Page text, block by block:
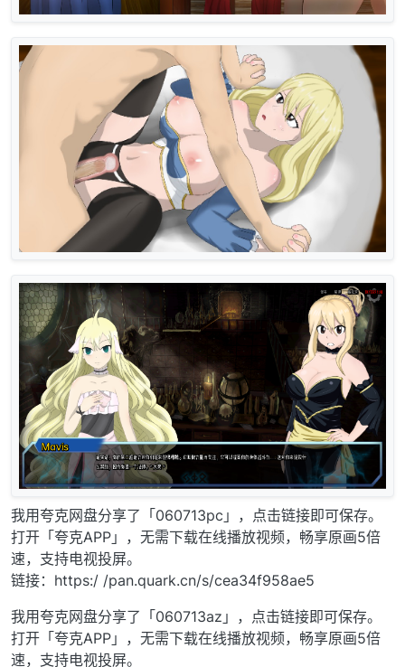
我用夸克网盘分享了「060713pc」，点击链接即可保存。
打开「夸克APP」，无需下载在线播放视频，畅享原画5倍
速，支持电视投屏。
链接：https:/ /pan.quark.cn/s/cea34f958ae5
我用夸克网盘分享了「060713az」，点击链接即可保存。
打开「夸克APP」，无需下载在线播放视频，畅享原画5倍
速，支持电视投屏。